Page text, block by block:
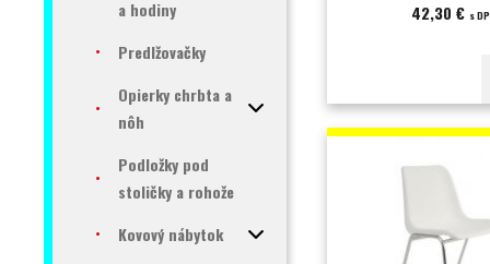
a hodiny
Predlžovačky
Opierky chrbta a
nôh
Podložky pod
stoličky a rohože
Kovový nábytok
42,30 € s